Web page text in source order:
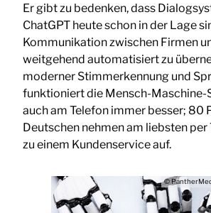
Er gibt zu bedenken, dass
ChatGPT heute schon in der Lage
Kommunikation zwischen Firmen
weitgehend automatisiert zu
moderner Stimmerkennung und
funktioniert die Mensch-
auch am Telefon immer besser; 80
Deutschen nehmen am liebsten
zu einem Kundenservice auf.
©